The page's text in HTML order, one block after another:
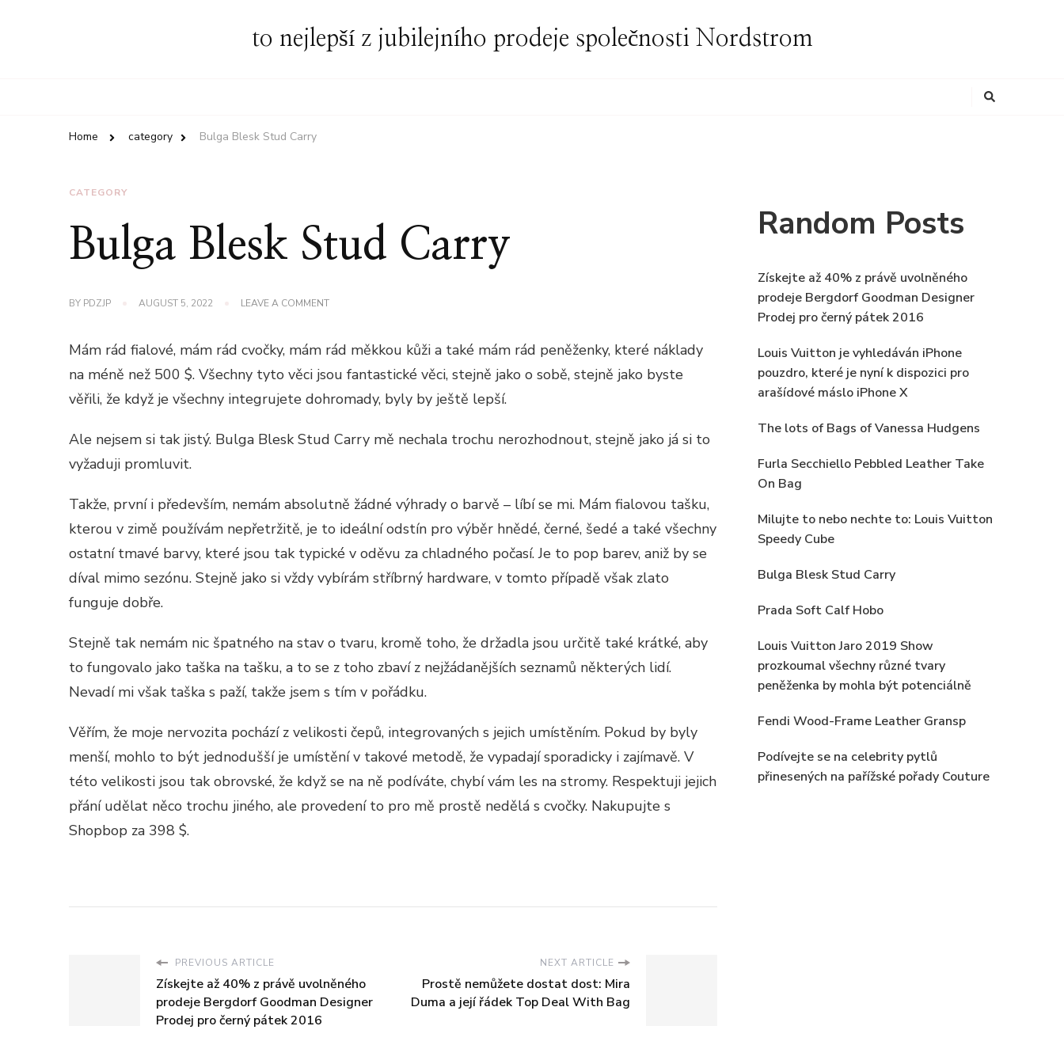
to nejlepší z jubilejního prodeje společnosti Nordstrom
Home category Bulga Blesk Stud Carry
CATEGORY
Bulga Blesk Stud Carry
BY PDZJP AUGUST 5, 2022 LEAVE A COMMENTON
STUD
CARRY
Mám rád fialové, mám rád cvočky, mám rád měkkou kůži a také mám rád peněženky, které náklady
na méně než 500 $. Všechny tyto věci jsou fantastické věci, stejně jako o sobě, stejně jako byste
věřili, že když je všechny integrujete dohromady, byly by ještě lepší.
Ale nejsem si tak jistý. Bulga Blesk Stud Carry mě nechala trochu nerozhodnout, stejně jako já si to
vyžaduji promluvit.
Takže, první i především, nemám absolutně žádné výhrady o barvě – líbí se mi. Mám fialovou tašku,
kterou v zimě používám nepřetržitě, je to ideální odstín pro výběr hnědé, černé, šedé a také všechny
ostatní tmavé barvy, které jsou tak typické v oděvu za chladného počasí. Je to pop barev, aniž by se
díval mimo sezónu. Stejně jako si vždy vybírám stříbrný hardware, v tomto případě však zlato
funguje dobře.
Stejně tak nemám nic špatného na stav o tvaru, kromě toho, že držadla jsou určitě také krátké, aby
to fungovalo jako taška na tašku, a to se z toho zbaví z nejžádanějších seznamů některých lidí.
Nevadí mi však taška s paží, takže jsem s tím v pořádku.
Věřím, že moje nervozita pochází z velikosti čepů, integrovaných s jejich umístěním. Pokud by byly
menší, mohlo to být jednodušší je umístění v takové metodě, že vypadají sporadicky i zajímavě. V
této velikosti jsou tak obrovské, že když se na ně podíváte, chybí vám les na stromy. Respektuji jejich
přání udělat něco trochu jiného, ​​ale provedení to pro mě prostě nedělá s cvočky. Nakupujte s
Shopbop za 398 $.
PREVIOUS ARTICLE
Získejte až 40% z právě uvolněného
prodeje Bergdorf Goodman Designer
Prodej pro černý pátek 2016
NEXT ARTICLE
Prostě nemůžete dostat dost: Mira
Duma a její řádek Top Deal With Bag
Random Posts
Získejte až 40% z právě uvolněného
prodeje Bergdorf Goodman Designer
Prodej pro černý pátek 2016
Louis Vuitton je vyhledáván iPhone
pouzdro, které je nyní k dispozici pro
arašídové máslo iPhone X
The lots of Bags of Vanessa Hudgens
Furla Secchiello Pebbled Leather Take
On Bag
Milujte to nebo nechte to: Louis Vuitton
Speedy Cube
Bulga Blesk Stud Carry
Prada Soft Calf Hobo
Louis Vuitton Jaro 2019 Show
prozkoumal všechny různé tvary
peněženka by mohla být potenciálně
Fendi Wood-Frame Leather Gransp
Podívejte se na celebrity pytlů
přinesených na pařížské pořady Couture